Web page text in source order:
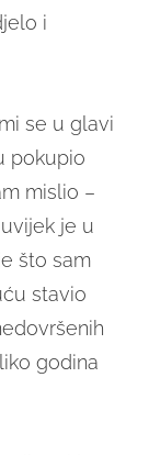
i
se u glavi
pokupio
mislio –
je u
što sam
stavio
godina